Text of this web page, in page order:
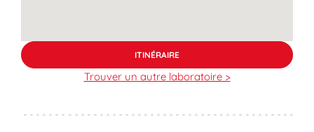
ITINÉRAIRE
Trouver un autre laboratoire >